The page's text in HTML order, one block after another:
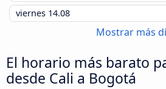
viernes 14.08
Mostrar más
El horario más barato
desde Cali a Bogotá